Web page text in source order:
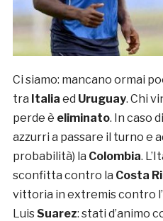
Ci siamo: mancano ormai
tra Italia ed Uruguay. Chi
perde è eliminato. In caso
azzurri a passare il turno e
probabilità) la Colombia.
sconfitta contro la Costa
vittoria in extremis contro l’
LuisSuarez: stati d’animo